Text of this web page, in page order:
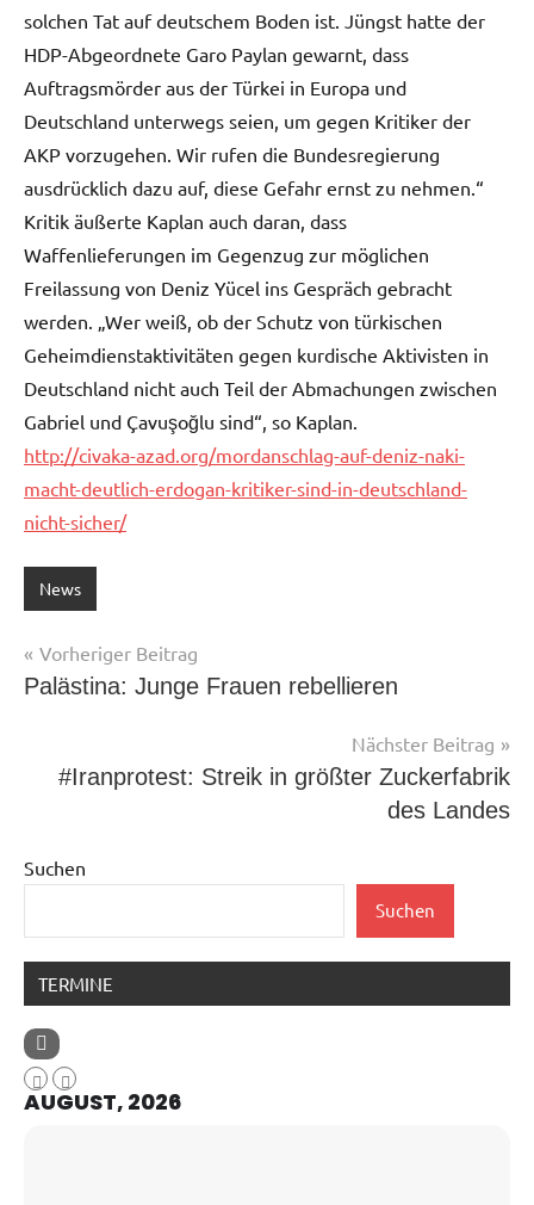
solchen Tat auf deutschem Boden ist. Jüngst hatte der
HDP-Abgeordnete Garo Paylan gewarnt, dass
Auftragsmörder aus der Türkei in Europa und
Deutschland unterwegs seien, um gegen Kritiker der
AKP vorzugehen. Wir rufen die Bundesregierung
ausdrücklich dazu auf, diese Gefahr ernst zu nehmen.“
Kritik äußerte Kaplan auch daran, dass
Waffenlieferungen im Gegenzug zur möglichen
Freilassung von Deniz Yücel ins Gespräch gebracht
werden. „Wer weiß, ob der Schutz von türkischen
Geheimdienstaktivitäten gegen kurdische Aktivisten in
Deutschland nicht auch Teil der Abmachungen zwischen
Gabriel und Çavuşoğlu sind“, so Kaplan.
http://civaka-azad.org/mordanschlag-auf-deniz-naki-
macht-deutlich-erdogan-kritiker-sind-in-deutschland-
nicht-sicher/
News
Beitragsnavigation
Vorheriger Beitrag
Palästina: Junge Frauen rebellieren
Nächster Beitrag
#Iranprotest: Streik in größter Zuckerfabrik
des Landes
Suchen
Suchen
TERMINE
AUGUST, 2026